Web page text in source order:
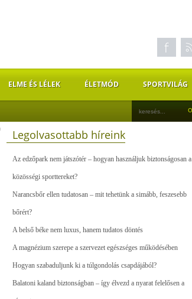
ELME ÉS LÉLEK ÉLETMÓD SPORTVILÁG
Legolvasottabb híreink
Az edzőpark nem játszótér – hogyan használjuk biztonságosan a
közösségi sporttereket?
Narancsbőr ellen tudatosan – mit tehetünk a simább, feszesebb
bőrért?
A belső béke nem luxus, hanem tudatos döntés
A magnézium szerepe a szervezet egészséges működésében
Hogyan szabaduljunk ki a túlgondolás csapdájából?
Balatoni kaland biztonságban – így élvezd a nyarat felelősen a